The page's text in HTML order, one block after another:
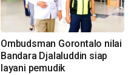
Ombudsman Gorontalo nilai
Bandara Djalaluddin siap
layani pemudik